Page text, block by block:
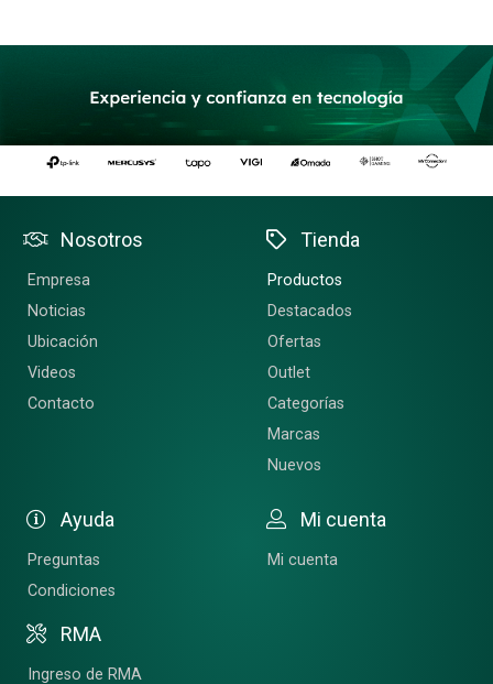
Nosotros
Empresa
Noticias
Ubicación
Videos
Contacto
Tienda
Productos
Destacados
Ofertas
Outlet
Categorías
Marcas
Nuevos
Ayuda
Preguntas
Condiciones
RMA
Ingreso de RMA
Mi cuenta
Mi cuenta